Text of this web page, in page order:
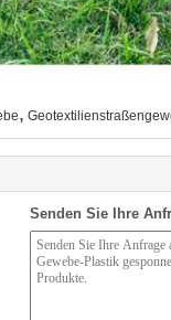
,
Senden Sie Ihre